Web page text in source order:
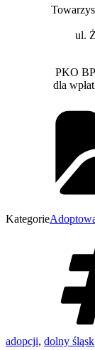
ul.
PKO
dla
Kategorie
adopcji, dolny śląsk